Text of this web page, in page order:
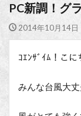
PC新調！グ
2014年10月14日
ｺｴﾝｻﾞｲﾑ！こ
みんな台風大